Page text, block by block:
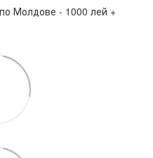
Молдове - 1000 лей +